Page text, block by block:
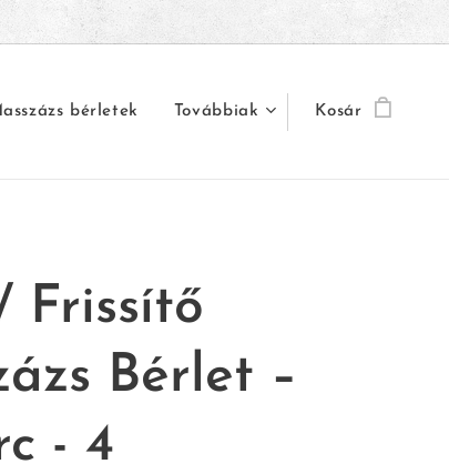
bérletek Továbbiak Kosár
Frissítő
Bérlet –
- 4